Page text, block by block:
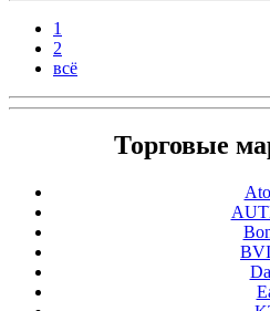
1
2
всё
Торговые